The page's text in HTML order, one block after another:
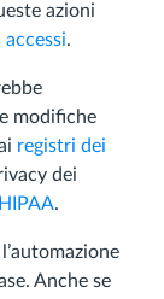
azioni
.
modifiche
registri dei
dei
HIPAA.
Anche se